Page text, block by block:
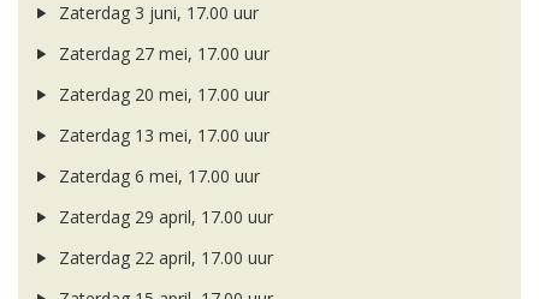
Zaterdag 3 juni, 17.00 uur
Zaterdag 27 mei, 17.00 uur
Zaterdag 20 mei, 17.00 uur
Zaterdag 13 mei, 17.00 uur
Zaterdag 6 mei, 17.00 uur
Zaterdag 29 april, 17.00 uur
Zaterdag 22 april, 17.00 uur